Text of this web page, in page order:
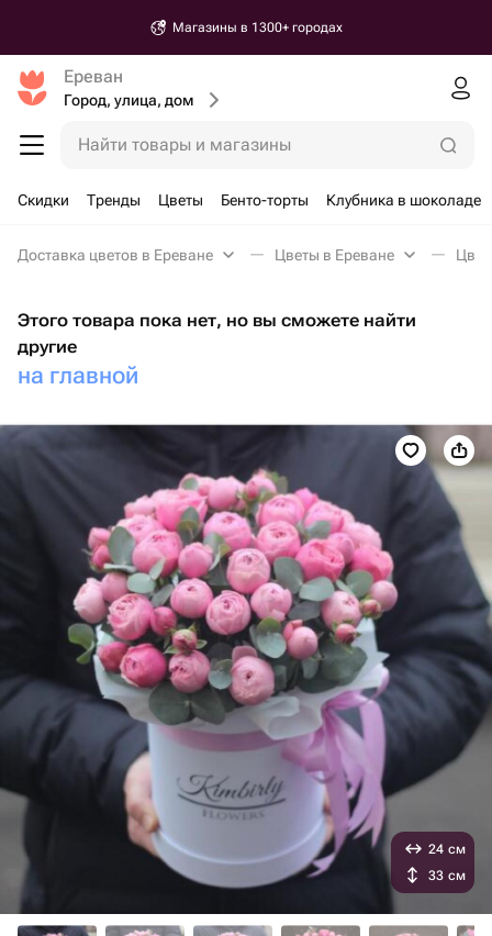
Магазины в 1300+ городах
Ереван
Город, улица, дом
Найти товары и магазины
Скидки Тренды Цветы Бенто-торты Клубника в шоколаде
Доставка цветов в Ереване Цветы в Ереване
Этого товара пока нет, но вы сможете найти
другие
на главной
24 см
33 см